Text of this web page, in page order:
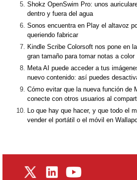
Shokz OpenSwim Pro: unos
dentro y fuera del agua
Sonos encuentra en Play el altavoz
queriendo fabricar
Kindle Scribe Colorsoft nos pone en
gran tamaño para tomar notas a color
Meta AI puede acceder a tus
nuevo contenido: así puedes
Cómo evitar que la nueva función de
conecte con otros usuarios al
Lo que hay que hacer, y que todo el
vender el portátil o el móvil en